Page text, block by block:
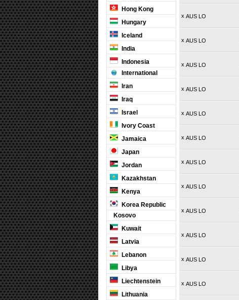
Hong Kong
Hungary
Iceland
India
Indonesia
International
Iran
Iraq
Israel
Ivory Coast
Jamaica
Japan
Jordan
Kazakhstan
Kenya
Korea Republic
Kosovo
Kuwait
Latvia
Lebanon
Libya
Liechtenstein
Lithuania
x AUS LO
x AUS LO
x AUS LO
x AUS LO
x AUS LO
x AUS LO
x AUS LO
x AUS LO
x AUS LO
x AUS LO
x AUS LO
x AUS LO